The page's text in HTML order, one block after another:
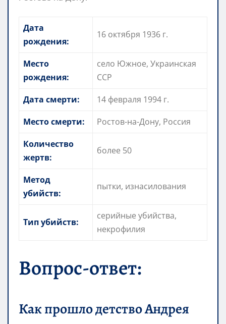
Дата
рождения:
16 октября 1936 г.
Место
рождения:
село Южное, Украинская
ССР
Дата смерти:
14 февраля 1994 г.
Место смерти:
Ростов-на-Дону, Россия
Количество
жертв:
более 50
Метод
убийств:
пытки, изнасилования
Тип убийств:
серийные убийства,
некрофилия
Вопрос-ответ:
Как прошло детство Андрея